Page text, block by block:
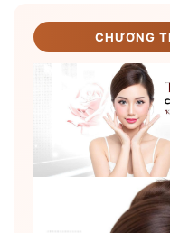
CHƯƠNG